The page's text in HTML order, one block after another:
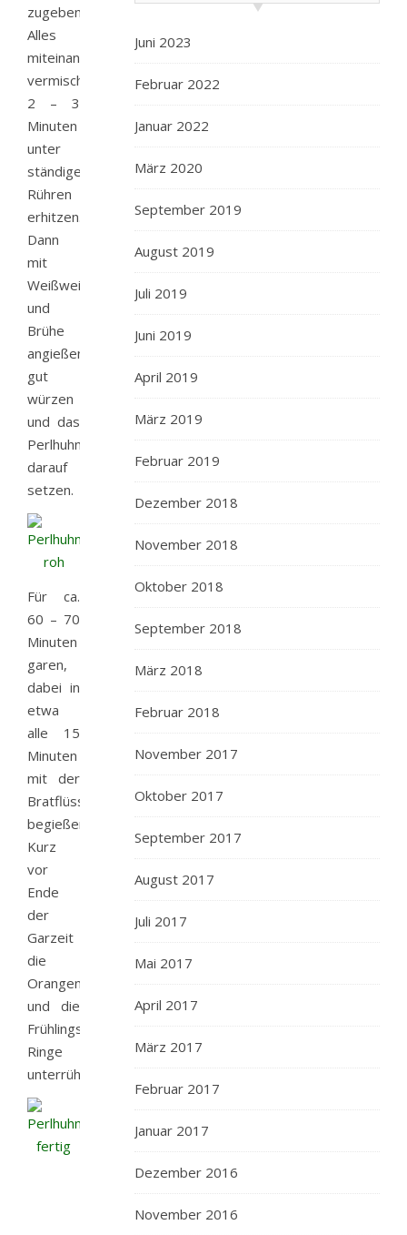
zugeben.
Alles
miteinander
vermischen,
2 – 3
Minuten
unter
ständigem
Rühren
erhitzen.
Dann
mit
Weißwein
und
Brühe
angießen,
gut
würzen
und das
Perlhuhn
darauf
setzen.
Für ca.
60 – 70
Minuten
garen,
dabei in
etwa
alle 15
Minuten
mit der
Bratflüssigkeit
begießen.
Kurz
vor
Ende
der
Garzeit
die
Orangenfilets
und die
Frühlingszwiebel-
Ringe
unterrühren.
Juni 2023
Februar 2022
Januar 2022
März 2020
September 2019
August 2019
Juli 2019
Juni 2019
April 2019
März 2019
Februar 2019
Dezember 2018
November 2018
Oktober 2018
September 2018
März 2018
Februar 2018
November 2017
Oktober 2017
September 2017
August 2017
Juli 2017
Mai 2017
April 2017
März 2017
Februar 2017
Januar 2017
Dezember 2016
November 2016